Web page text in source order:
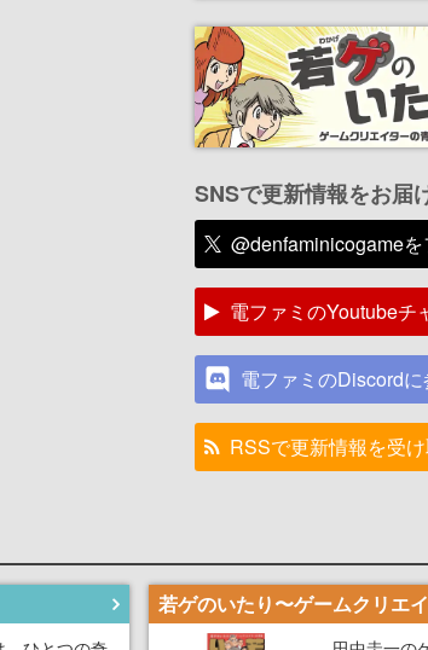
SNSで更新情報をお届
@denfaminicogame
電ファミのYoutubeチ
電ファミのDiscordに
RSSで更新情報を受